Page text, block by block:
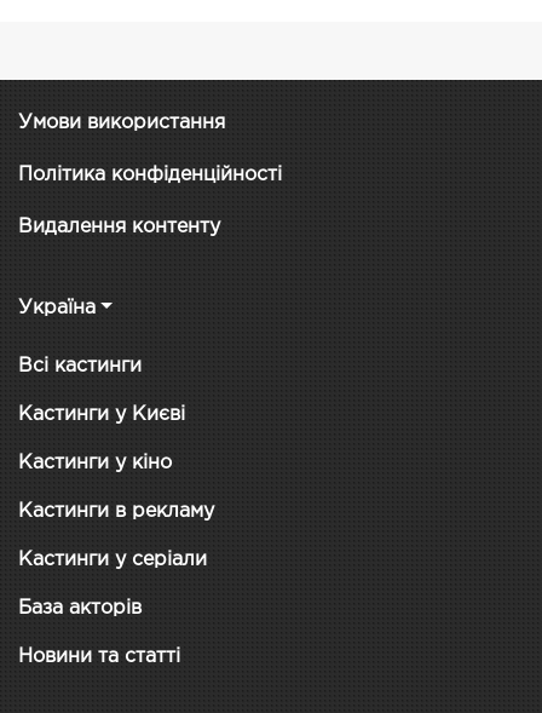
Умови використання
Політика конфіденційності
Видалення контенту
Україна
Всі кастинги
Кастинги у Києві
Кастинги у кіно
Кастинги в рекламу
Кастинги у серіали
База акторів
Новини та статті